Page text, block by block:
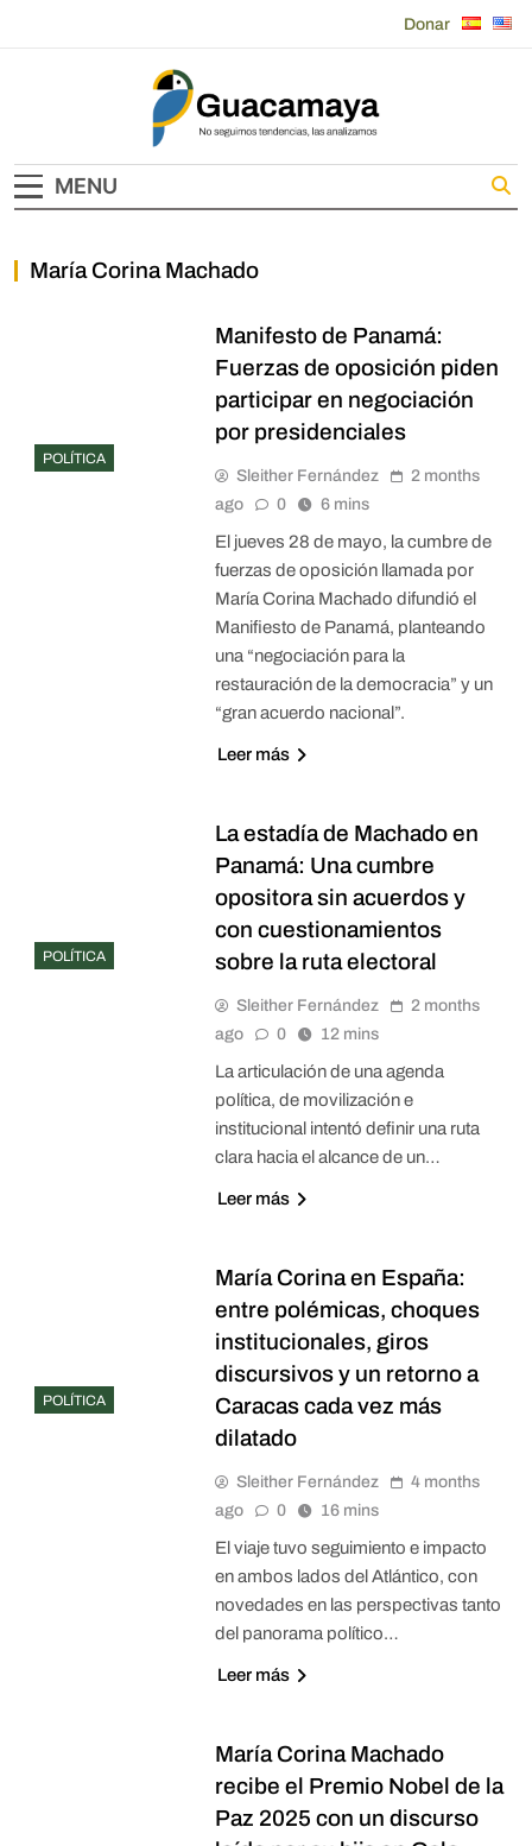
Donar
Guacamaya
MENU
María Corina Machado
POLÍTICA
Manifesto de Panamá:
Fuerzas de oposición piden
participar en negociación
por presidenciales
Sleither Fernández
2 months
ago
0 6 mins
El jueves 28 de mayo, la cumbre de
fuerzas de oposición llamada por
María Corina Machado difundió el
Manifiesto de Panamá, planteando
una “negociación para la
restauración de la democracia” y un
“gran acuerdo nacional”.
Leer más
POLÍTICA
La estadía de Machado en
Panamá: Una cumbre
opositora sin acuerdos y
con cuestionamientos
sobre la ruta electoral
Sleither Fernández
2 months
ago
0 12 mins
La articulación de una agenda
política, de movilización e
institucional intentó definir una ruta
clara hacia el alcance de un…
Leer más
POLÍTICA
María Corina en España:
entre polémicas, choques
institucionales, giros
discursivos y un retorno a
Caracas cada vez más
dilatado
Sleither Fernández
4 months
ago
0 16 mins
El viaje tuvo seguimiento e impacto
en ambos lados del Atlántico, con
novedades en las perspectivas tanto
del panorama político…
Leer más
María Corina Machado
recibe el Premio Nobel de la
Paz 2025 con un discurso